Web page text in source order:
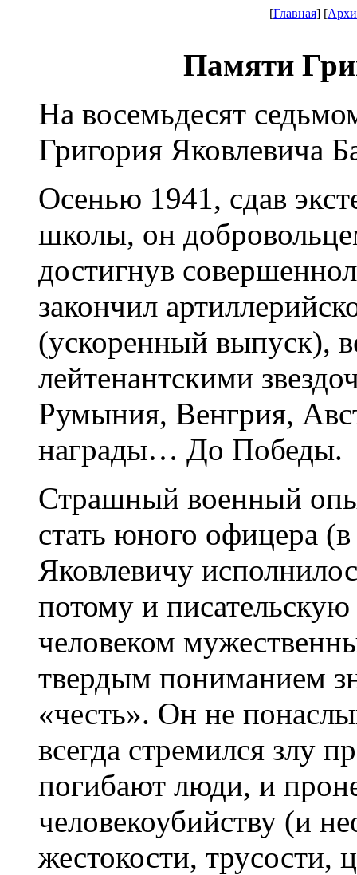
[Главная] [
Памяти
На восемьдесят
Григория Яковлевича
Осенью 1941, сдав
школы, он
достигнув
закончил
(ускоренный выпуск),
лейтенантскими
Румыния, Венгрия,
награды… До Победы.
Страшный военный
стать юного офицера
Яковлевичу
потому и
человеком
твердым пониманием
«честь». Он не
всегда стремился злу
погибают люди, и
человекоубийству (и
жестокости, трусости,